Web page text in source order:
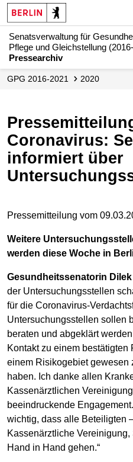
Senatsverwaltung für
Pflege und Gleichstellung
Pressearchiv
GPG 2016-2021 2020
Pressemitteilung/Presseeinladung:
Coronavirus:
informiert über
Pressemitteilung vom
Weitere
werden diese Woche in
Gesundheitssenatorin
der Untersuchungsstellen
für die Coronavirus-
Untersuchungsstellen sollen
beraten und abgeklärt
Kontakt zu einem
einem Risikogebiet gewesen
haben. Ich danke allen
Kassenärztlichen
beeindruckende
wichtig, dass alle Beteiligten
Kassenärztliche
Hand in Hand gehen.“